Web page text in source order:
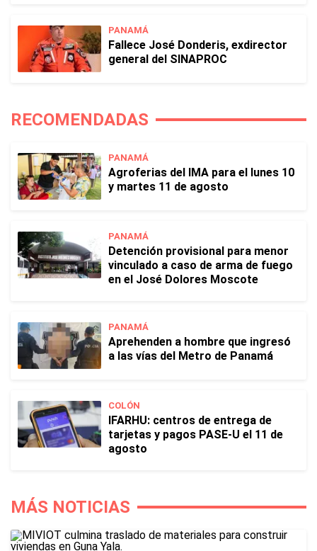
PANAMÁ
Fallece José Donderis, exdirector
general del SINAPROC
RECOMENDADAS
PANAMÁ
Agroferias del IMA para el lunes 10
y martes 11 de agosto
PANAMÁ
Detención provisional para menor
vinculado a caso de arma de fuego
en el José Dolores Moscote
PANAMÁ
Aprehenden a hombre que ingresó
a las vías del Metro de Panamá
COLÓN
IFARHU: centros de entrega de
tarjetas y pagos PASE-U el 11 de
agosto
MÁS NOTICIAS